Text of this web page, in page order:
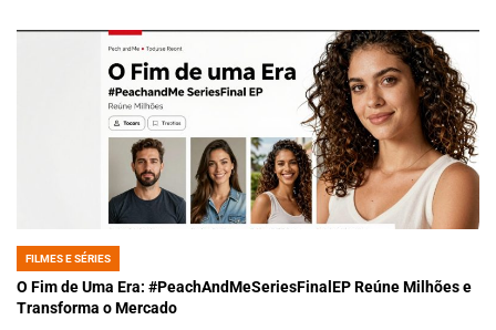
POSTED
IN
FILMES E SÉRIES
O Fim de Uma Era: #PeachAndMeSeriesFinalEP Reúne Milhões e
Transforma o Mercado